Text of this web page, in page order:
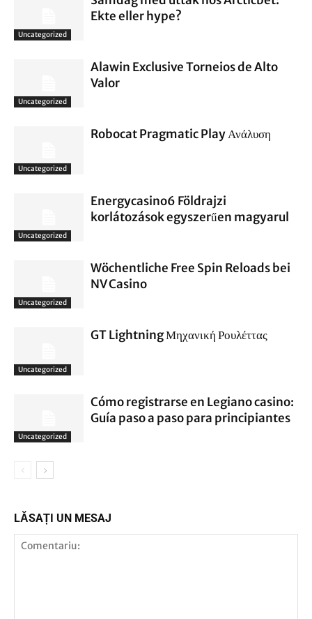
Uncategorized
Ekte eller hype?
Uncategorized
Alawin Exclusive Torneios de Alto
Valor
Uncategorized
Robocat Pragmatic Play Ανάλυση
Uncategorized
Energycasino6 Földrajzi
korlátozások egyszerűen magyarul
Uncategorized
Wöchentliche Free Spin Reloads bei
NV Casino
Uncategorized
GT Lightning Μηχανική Ρουλέττας
Uncategorized
Cómo registrarse en Legiano casino:
Guía paso a paso para principiantes
LĂSAȚI UN MESAJ